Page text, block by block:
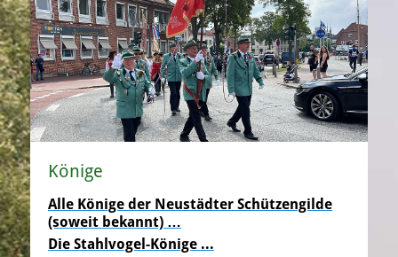
Könige
Alle Könige der Neustädter Schützengilde
(soweit bekannt) …
Die Stahlvogel-Könige ...